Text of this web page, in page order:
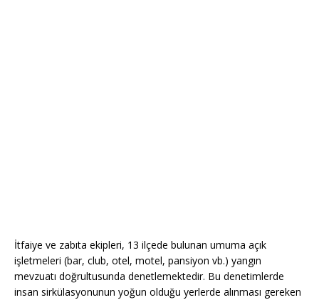
İtfaiye ve zabıta ekipleri, 13 ilçede bulunan umuma açık
işletmeleri (bar, club, otel, motel, pansiyon vb.) yangın
mevzuatı doğrultusunda denetlemektedir. Bu denetimlerde
insan sirkülasyonunun yoğun olduğu yerlerde alınması gereken